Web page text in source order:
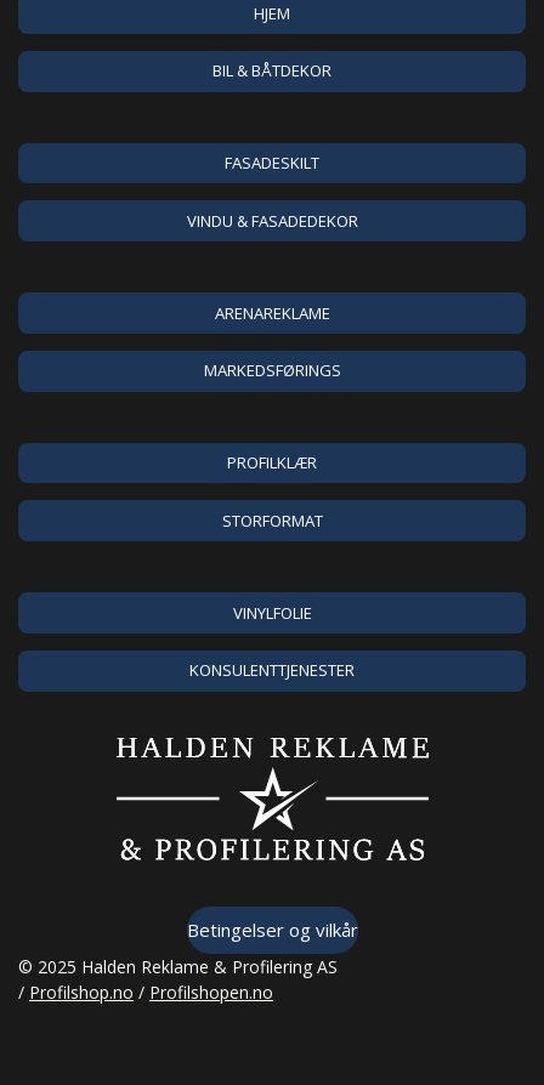
HJEM
BIL & BÅTDEKOR
FASADESKILT
VINDU & FASADEDEKOR
ARENAREKLAME
MARKEDSFØRINGS
PROFILKLÆR
STORFORMAT
VINYLFOLIE
KONSULENTTJENESTER
Betingelser og vilkår
© 2025 Halden Reklame & Profilering AS
/ Profilshop.no / Profilshopen.no